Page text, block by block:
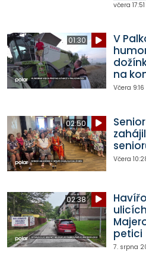
včera 17:51
01:30
V
na
Včera 9:16
02:50
Včera
02:38
petici
7. srpna